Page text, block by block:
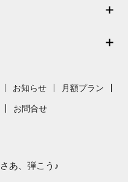
お知らせ 月額プラン
お問合せ
さあ、弾こう♪